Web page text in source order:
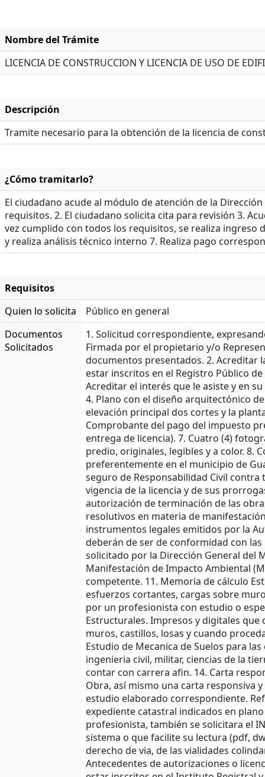
Nombre del Trámite
LICENCIA DE CONSTRUCCION Y LICENCIA DE USO DE
Descripción
Tramite necesario para la obtención de la licencia de
¿Cómo tramitarlo?
El ciudadano acude al módulo de atención de la
requisitos. 2. El ciudadano solicita cita para revisión 3.
vez cumplido con todos los requisitos, se realiza ingreso
y realiza análisis técnico interno 7. Realiza pago
Requisitos
Quien lo solicita
Público en general
Documentos
Solicitados
1. Solicitud correspondiente,
Firmada por el propietario y/o
documentos presentados. 2. Acreditar
estar inscritos en el Registro Público
Acreditar el interés que le asiste y en
4. Plano con el diseño arquitectónico
elevación principal dos cortes y la
Comprobante del pago del impuesto
entrega de licencia). 7. Cuatro (4)
predio, originales, legibles y a color. 8.
preferentemente en el municipio de
seguro de Responsabilidad Civil
vigencia de la licencia y de sus
autorización de terminación de las
resolutivos en materia de
instrumentos legales emitidos por la
deberán de ser de conformidad con
solicitado por la Dirección General del
Manifestación de Impacto Ambiental
competente. 11. Memoria de cálculo
esfuerzos cortantes, cargas sobre
por un profesionista con estudio o
Estructurales. Impresos y digitales
muros, castillos, losas y cuando
Estudio de Mecanica de Suelos para
ingenieria civil, militar, ciencias de la
contar con carrera afin. 14. Carta
Obra, así mismo una carta responsiva
estudio elaborado correspondiente.
expediente catastral indicados en
profesionista, también se solicitara el
sistema o que facilite su lectura (pdf,
derecho de via, de las vialidades
Antecedentes de autorizaciones o